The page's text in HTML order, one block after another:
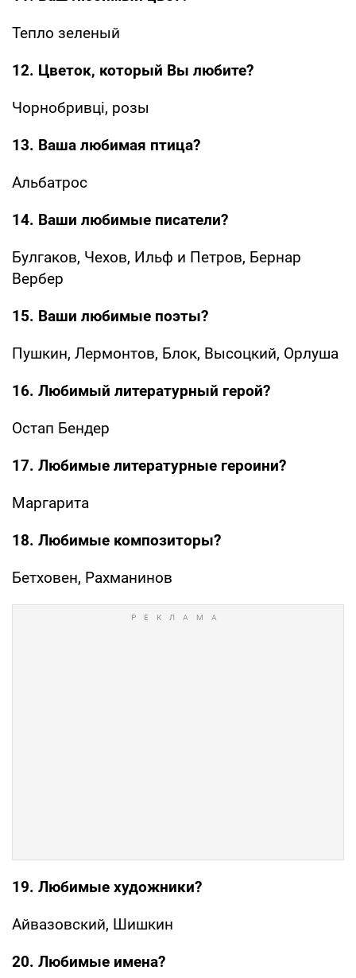
Тепло зеленый
12. Цветок, который Вы любите?
Чорнобривці, розы
13. Ваша любимая птица?
Альбатрос
14. Ваши любимые писатели?
Булгаков, Чехов, Ильф и Петров, Бернар
Вербер
15. Ваши любимые поэты?
Пушкин, Лермонтов, Блок, Высоцкий, Орлуша
16. Любимый литературный герой?
Остап Бендер
17. Любимые литературные героини?
Маргарита
18. Любимые композиторы?
Бетховен, Рахманинов
19. Любимые художники?
Айвазовский, Шишкин
20. Любимые имена?